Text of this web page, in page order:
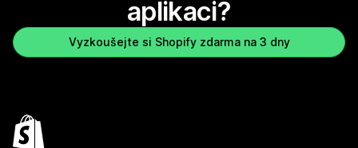
aplikaci?
Vyzkoušejte si Shopify zdarma na 3 dny